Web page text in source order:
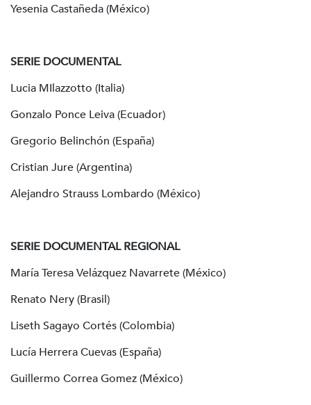
Yesenia Castañeda (México)
SERIE DOCUMENTAL
Lucia MIlazzotto (Italia)
Gonzalo Ponce Leiva (Ecuador)
Gregorio Belinchón (España)
Cristian Jure (Argentina)
Alejandro Strauss Lombardo (México)
SERIE DOCUMENTAL REGIONAL
María Teresa Velázquez Navarrete (México)
Renato Nery (Brasil)
Liseth Sagayo Cortés (Colombia)
Lucía Herrera Cuevas (España)
Guillermo Correa Gomez (México)